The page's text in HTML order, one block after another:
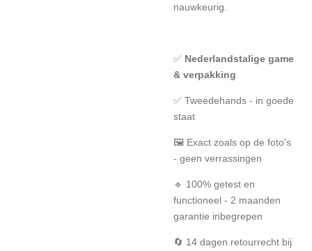
nauwkeurig.
✅ Nederlandstalige game
& verpakking
✅ Tweedehands - in goede
staat
🖼️ Exact zoals op de foto's
- geen verrassingen
🔹 100% getest en
functioneel - 2 maanden
garantie inbegrepen
🔄 14 dagen retourrecht bij